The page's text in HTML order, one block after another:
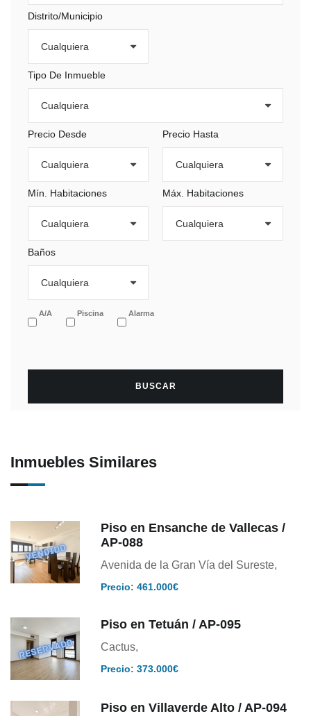
Distrito/Municipio
Tipo De Inmueble
Precio Desde Precio Hasta
Mín. Habitaciones Máx. Habitaciones
Baños
A/A Piscina Alarma
Inmuebles Similares
Piso en Ensanche de Vallecas /
AP-088
Avenida de la Gran Vía del Sureste,
Precio: 461.000€
Piso en Tetuán / AP-095
Cactus,
Precio: 373.000€
Piso en Villaverde Alto / AP-094